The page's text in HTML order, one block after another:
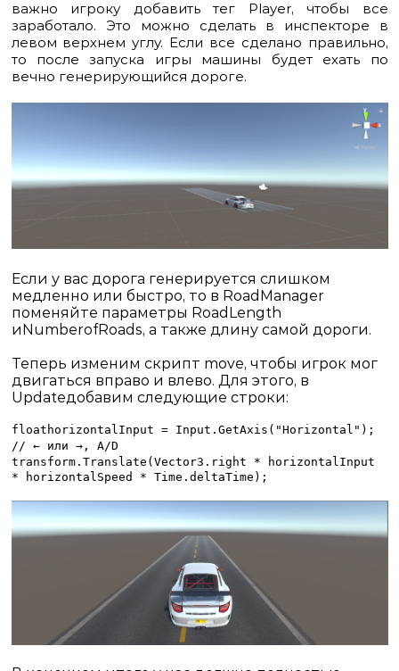
важно игроку добавить тег Player, чтобы все
заработало. Это можно сделать в инспекторе в
левом верхнем углу. Если все сделано правильно,
то после запуска игры машины будет ехать по
вечно генерирующийся дороге.
Если у вас дорога генерируется слишком
медленно или быстро, то в RoadManager
поменяйте параметры Road Length
иNumberofRoads, а также длину самой дороги.
Теперь изменим скрипт move, чтобы игрок мог
двигаться вправо и влево. Для этого, в
Updateдобавим следующие строки:
float horizontalInput = Input . GetAxis ("Horizontal ");
// ← или →, A/D
transform.Translate(Vector3.right * horizontalInput
* horizontalSpeed * Time.deltaTime);